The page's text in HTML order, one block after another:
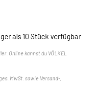
als 10 Stück verfügbar
Online kannst du VÖLKEL
MwSt. sowie Versand-,